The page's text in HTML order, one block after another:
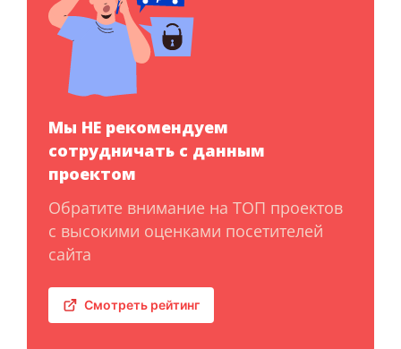
Мы НЕ рекомендуем
сотрудничать с данным
проектом
Обратите внимание на ТОП проектов
с высокими оценками посетителей
сайта
Смотреть рейтинг